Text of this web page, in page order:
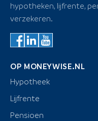
hypotheken, lijfrente,
verzekeren.
OP MONEYWISE.NL
Hypotheek
Lijfrente
Pensioen